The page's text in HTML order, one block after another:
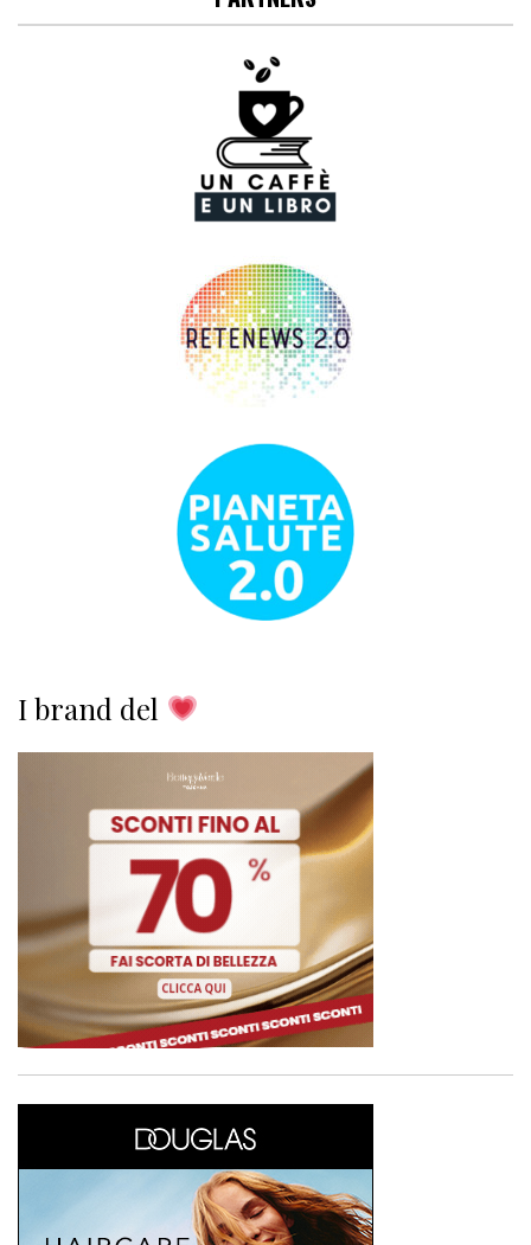
I brand del